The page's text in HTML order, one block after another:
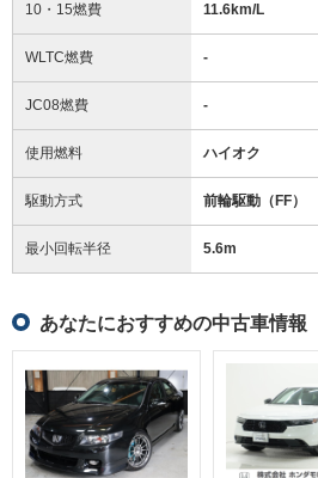
10・15燃費 11.6km/L
WLTC燃費 -
JC08燃費 -
使用燃料 ハイオク
駆動方式 前輪駆動（FF）
最小回転半径 5.6m
あなたにおすすめの中古車情報